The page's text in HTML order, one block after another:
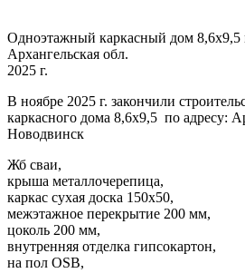
Одноэтажный каркасный дом 8,6х9,5
Архангельская обл.
2025 г.
В ноябре 2025 г. закончили
каркасного дома 8,6х9,5 по адресу:
Новодвинск
Жб сваи,
крыша металлочерепица,
каркас сухая доска 150х50,
межэтажное перекрытие 200 мм,
цоколь 200 мм,
внутренняя отделка гипсокартон,
на пол OSB,